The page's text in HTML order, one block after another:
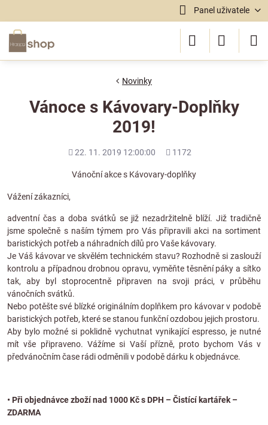
Panel uživatele
Novinky
Vánoce s Kávovary-Doplňky
2019!
Přidáno
22. 11. 2019 12:00:00
Počet
1172
Vánoční akce s Kávovary-doplňky
Vážení zákazníci,
adventní čas a doba svátků se již nezadržitelně blíží. Již tradičně
jsme společně s naším týmem pro Vás připravili akci na sortiment
baristických potřeb a náhradních dílů pro Vaše kávovary.
Je Váš kávovar ve skvělém technickém stavu? Rozhodně si zaslouží
kontrolu a případnou drobnou opravu, vyměňte těsnění páky a sítko
tak, aby byl stoprocentně připraven na svoji práci, v průběhu
vánočních svátků.
Nebo potěšte své blízké originálním doplňkem pro kávovar v podobě
baristických potřeb, které se stanou funkční ozdobou jejich prostoru.
Aby bylo možné si poklidně vychutnat vynikající espresso, je nutné
mít vše připraveno. Vážíme si Vaší přízně, proto bychom Vás v
předvánočním čase rádi odměnili v podobě dárku k objednávce.
• Při objednávce zboží nad 1000 Kč s DPH – Čistící kartářek –
ZDARMA